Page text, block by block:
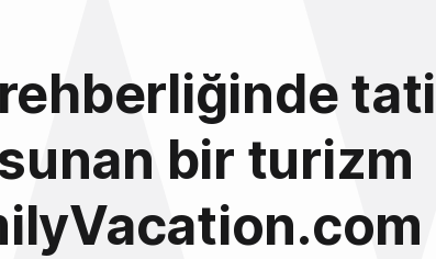
bir turizm